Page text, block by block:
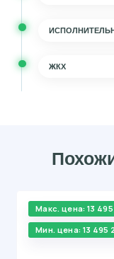
ЖКХ
Макс. цена: 13
Мин. цена: 13 495